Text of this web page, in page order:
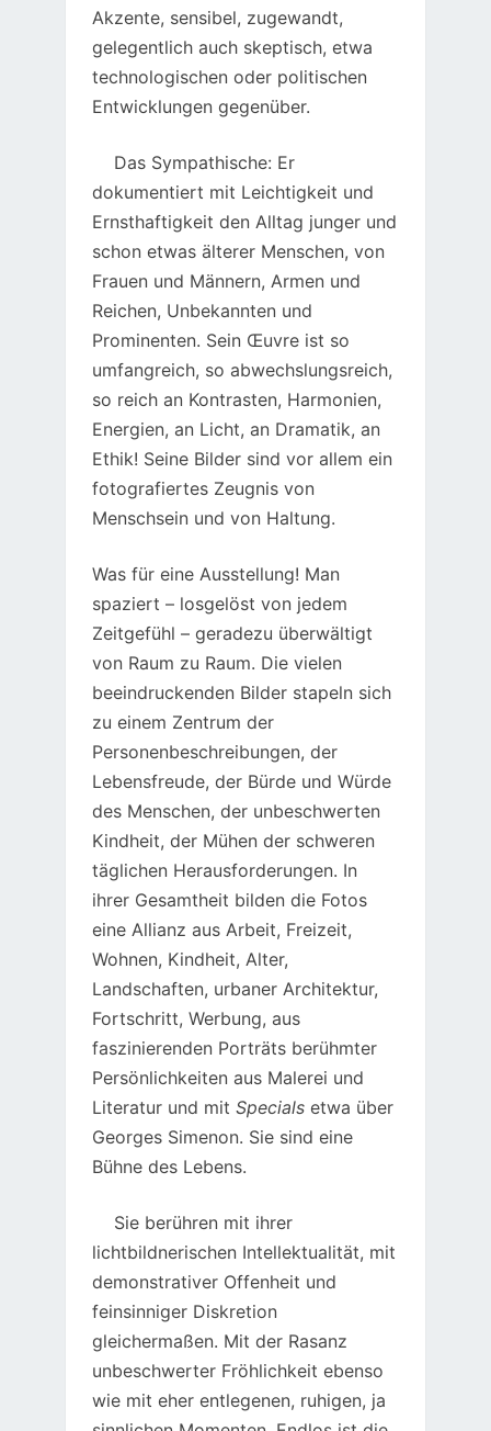
Akzente, sensibel, zugewandt,
gelegentlich auch skeptisch, etwa
technologischen oder politischen
Entwicklungen gegenüber.
Das Sympathische: Er
dokumentiert mit Leichtigkeit und
Ernsthaftigkeit den Alltag junger und
schon etwas älterer Menschen, von
Frauen und Männern, Armen und
Reichen, Unbekannten und
Prominenten. Sein Œuvre ist so
umfangreich, so abwechslungsreich,
so reich an Kontrasten, Harmonien,
Energien, an Licht, an Dramatik, an
Ethik! Seine Bilder sind vor allem ein
fotografiertes Zeugnis von
Menschsein und von Haltung.
Was für eine Ausstellung! Man
spaziert – losgelöst von jedem
Zeitgefühl – geradezu überwältigt
von Raum zu Raum. Die vielen
beeindruckenden Bilder stapeln sich
zu einem Zentrum der
Personenbeschreibungen, der
Lebensfreude, der Bürde und Würde
des Menschen, der unbeschwerten
Kindheit, der Mühen der schweren
täglichen Herausforderungen. In
ihrer Gesamtheit bilden die Fotos
eine Allianz aus Arbeit, Freizeit,
Wohnen, Kindheit, Alter,
Landschaften, urbaner Architektur,
Fortschritt, Werbung, aus
faszinierenden Porträts berühmter
Persönlichkeiten aus Malerei und
Literatur und mit Specialsetwa über
Georges Simenon. Sie sind eine
Bühne des Lebens.
Sie berühren mit ihrer
lichtbildnerischen Intellektualität, mit
demonstrativer Offenheit und
feinsinniger Diskretion
gleichermaßen. Mit der Rasanz
unbeschwerter Fröhlichkeit ebenso
wie mit eher entlegenen, ruhigen, ja